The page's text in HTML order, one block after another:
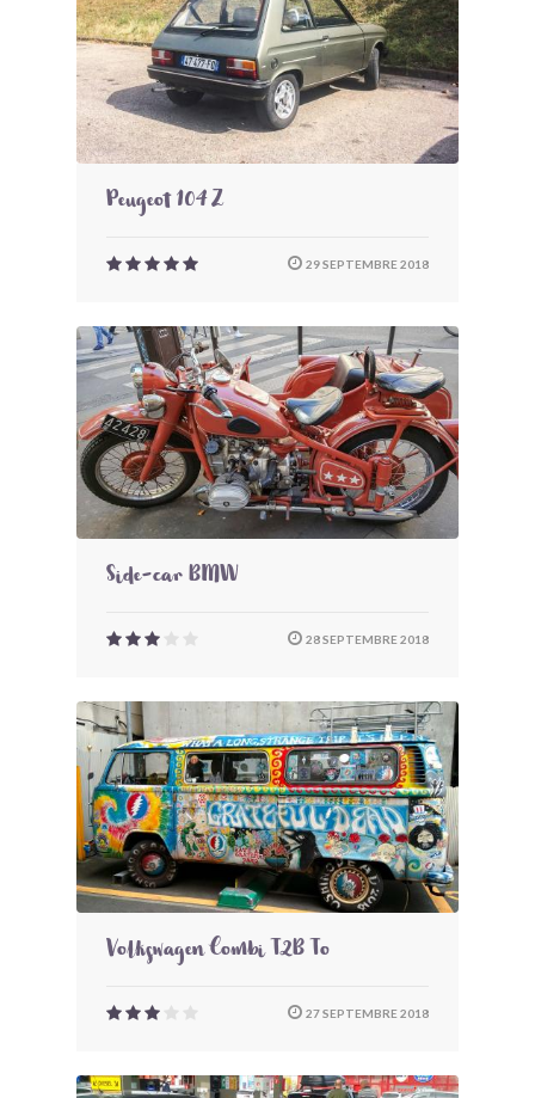
Peugeot 104 Z
29 SEPTEMBRE 2018
Side-car BMW
28 SEPTEMBRE 2018
Volkswagen Combi T2B To
27 SEPTEMBRE 2018